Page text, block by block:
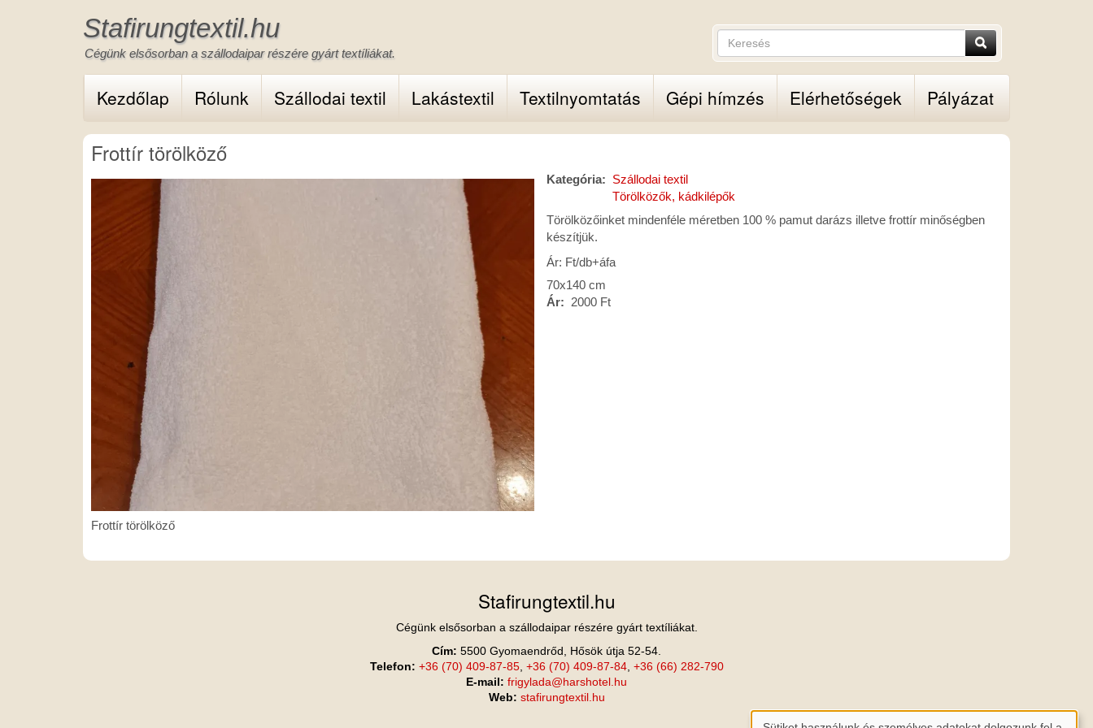
Stafirungtextil.hu
Cégünk elsősorban a szállodaipar részére gyárt textíliákat.
Keresés Keresés
A
keresendő
kifejezések
megadása.
Fő
navigáció
Kezdőlap Rólunk Szállodai textil Lakástextil Textilnyomtatás Gépi hímzés Elérhetőségek Pályázat
Frottír törölköző
Frottír
Frottír törölköző
Kategória
Szállodai textil
Törölközők, kádkilépők
Törölközőinket mindenféle méretben 100 % pamut darázs illetve frottír minőségben
készítjük.
Ár: Ft/db+áfa
70x140 cm
Ár
2000 Ft
Stafirungtextil.hu
Cégünk elsősorban a szállodaipar részére gyárt textíliákat.
Cím: 5500 Gyomaendrőd, Hősök útja 52-54.
Telefon: +36 (70) 409-87-85, +36 (70) 409-87-84, +36 (66) 282-790
E-mail: frigylada@harshotel.hu
Web: stafirungtextil.hu